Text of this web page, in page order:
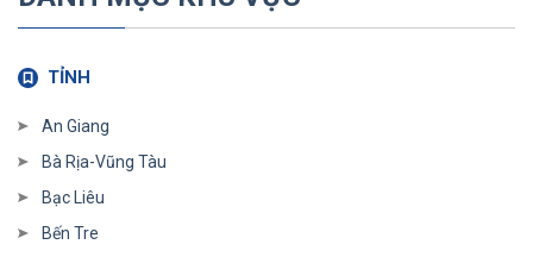
TỈNH
An Giang
Bà Rịa-Vũng Tàu
Bạc Liêu
Bến Tre